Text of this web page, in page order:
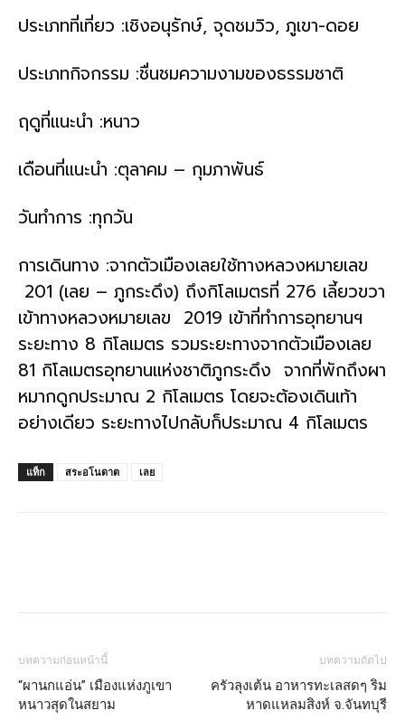
ประเภทที่เที่ยว :เชิงอนุรักษ์, จุดชมวิว, ภูเขา-ดอย
ประเภทกิจกรรม :ชื่นชมความงามของธรรมชาติ
ฤดูที่แนะนำ :หนาว
เดือนที่แนะนำ :ตุลาคม – กุมภาพันธ์
วันทำการ :ทุกวัน
การเดินทาง :จากตัวเมืองเลยใช้ทางหลวงหมายเลข
201 (เลย – ภูกระดึง) ถึงกิโลเมตรที่ 276 เลี้ยวขวา
เข้าทางหลวงหมายเลข 2019 เข้าที่ทำการอุทยานฯ
ระยะทาง 8 กิโลเมตร รวมระยะทางจากตัวเมืองเลย
81 กิโลเมตรอุทยานแห่งชาติภูกระดึง จากที่พักถึงผา
หมากดูกประมาณ 2 กิโลเมตร โดยจะต้องเดินเท้า
อย่างเดียว ระยะทางไปกลับก็ประมาณ 4 กิโลเมตร
แท็ก สระอโนดาต เลย
บทความก่อนหน้านี้
“ผานกแอ่น” เมืองแห่งภูเขา
หนาวสุดในสยาม
บทความถัดไป
ครัวลุงเต้น อาหารทะเลสดๆ ริม
หาดแหลมสิงห์ จ.จันทบุรี